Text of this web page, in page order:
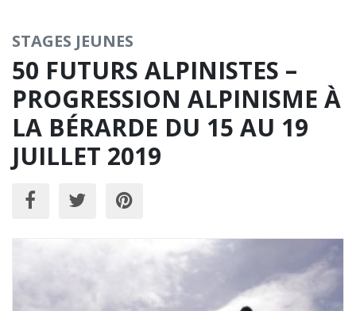
STAGES JEUNES
50 FUTURS ALPINISTES –
PROGRESSION ALPINISME À
LA BÉRARDE DU 15 AU 19
JUILLET 2019